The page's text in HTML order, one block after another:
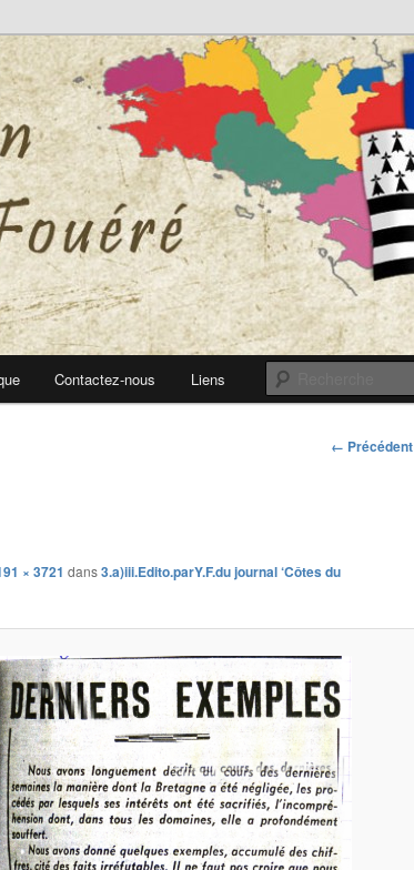
Contactez-nous Liens
Navigation
← Précédent
× 3721 dans3.a)iii.Edito.parY.F.du journal ‘Côtes du